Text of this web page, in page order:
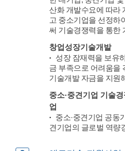
산화 개발수요에 따라
고 중소기업을 선정하
써 기술경쟁력을 통한
창업성장기술개발
성장 잠재력을 보유
금 부족으로 어려움을
기술개발 자금을 지원
중소·중견기업 기술
업
중소·중견기업 공동
견기업의 글로벌 역량